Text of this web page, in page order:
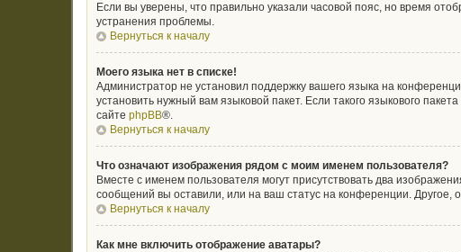
Если вы уверены, что правильно указали часовой пояс, но время
устранения проблемы.
Вернуться к началу
Моего языка нет в списке!
Администратор не установил поддержку вашего языка на
установить нужный вам языковой пакет. Если такого языкового
сайте phpBB®.
Вернуться к началу
Что означают изображения рядом с моим именем пользователя?
Вместе с именем пользователя могут присутствовать два
сообщений вы оставили, или на ваш статус на конференции. Другое,
Вернуться к началу
Как мне включить отображение аватары?